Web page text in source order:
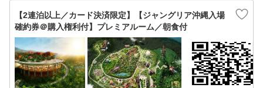
【2連泊以上／カード決済限定】【ジャングリア沖縄入場
確約券＠購入権利付】プレミアルーム／朝食付